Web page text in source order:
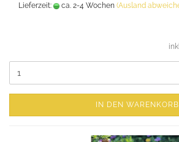
Lieferzeit:
ca. 2-4 Wochen (Ausland
IN DEN WARENKORB